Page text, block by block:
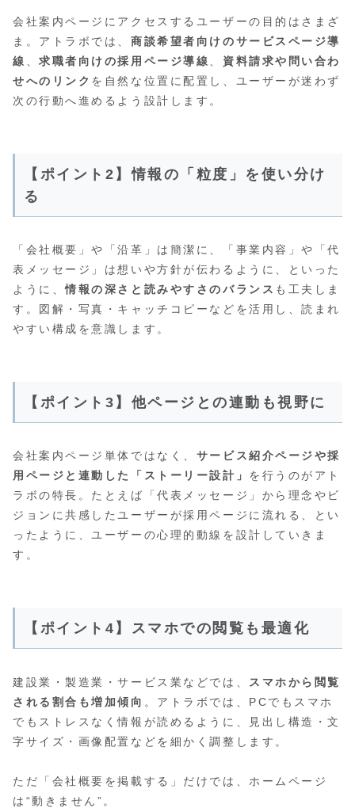
会社案内ページにアクセスするユーザーの目的はさまざ
ま。アトラボでは、商談希望者向けのサービスページ導
線
、求職者向けの採用ページ導線
資料請求や問い合わ
せへのリンク を自然な位置に配置し、ユーザーが迷わず
次の行動へ進めるよう設計します。
【ポイント2】情報の「粒度」を使い分け
る
「会社概要」や「沿革」は簡潔に、「事業内容」や「代
表メッセージ」は想いや方針が伝わるように、といった
ように、情報の深さと読みやすさのバランス も工夫しま
す。図解・写真・キャッチコピーなどを活用し、読まれ
やすい構成を意識します。
【ポイント3】他ページとの連動も視野に
会社案内ページ単体ではなく、 サービス紹介ページや採
用ページと連動した「ストーリー設計」 を行うのがアト
ラボの特長。たとえば「代表メッセージ」から理念やビ
ジョンに共感したユーザーが採用ページに流れる、とい
ったように、ユーザーの心理的動線を設計していきま
す。
【ポイント4】スマホでの閲覧も最適化
建設業・製造業・サービス業などでは、
スマホから閲覧
される割合も増加傾向 。アトラボでは、PCでもスマホ
でもストレスなく情報が読めるように、見出し構造・文
字サイズ・画像配置などを細かく調整します。
ただ「会社概要を掲載する」だけでは、ホームページ
は“動きません”。